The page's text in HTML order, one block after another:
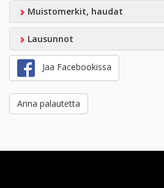
Muistomerkit, haudat
Lausunnot
Jaa Facebookissa
Anna palautetta